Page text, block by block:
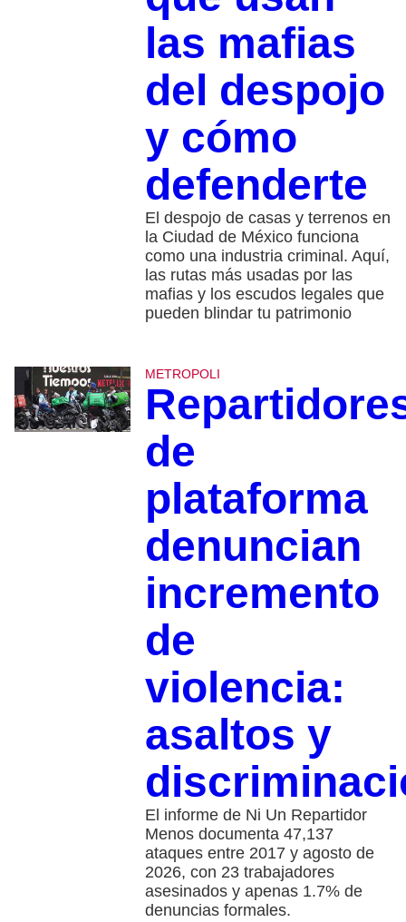
las mafias
del despojo
y cómo
defenderte
El despojo de casas y terrenos en
la Ciudad de México funciona
como una industria criminal. Aquí,
las rutas más usadas por las
mafias y los escudos legales que
pueden blindar tu patrimonio
METROPOLI
de
plataforma
denuncian
incremento
de
violencia:
asaltos y
El informe de Ni Un Repartidor
Menos documenta 47,137
ataques entre 2017 y agosto de
2026, con 23 trabajadores
asesinados y apenas 1.7% de
denuncias formales.